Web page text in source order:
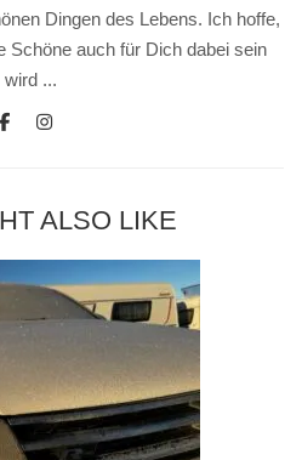
Dingen des Lebens. Ich hoffe,
Schöne auch für Dich dabei sein
wird ...
ALSO LIKE